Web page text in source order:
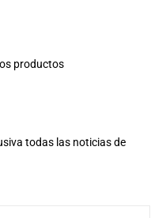
productos
todas las noticias de